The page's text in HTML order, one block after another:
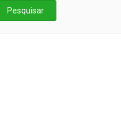
Pesquisar